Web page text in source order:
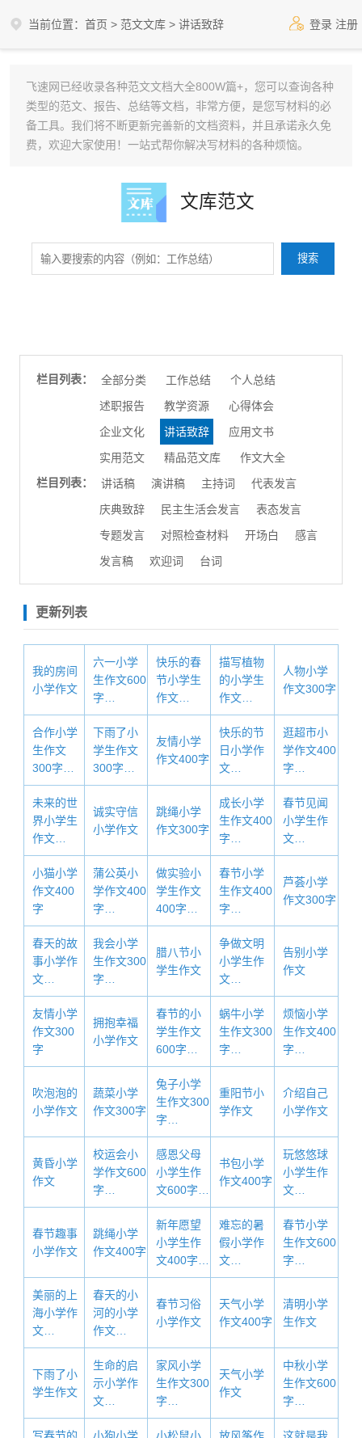
当前位置： 首页 > 范文文库 > 讲话致辞 登录 注册
飞速网已经收录各种范文文档大全800W篇+，您可以查询各种
类型的范文、报告、总结等文档，非常方便，是您写材料的必
备工具。我们将不断更新完善新的文档资料，并且承诺永久免
费，欢迎大家使用！一站式帮你解决写材料的各种烦恼。
文库范文
栏目列表： 全部分类 工作总结
个人总结
述职报告
教学资源
心得体会
企业文化
讲话致辞
应用文书
实用范文
精品范文库
作文大全
栏目列表：
讲话稿 演讲稿 主持词
代表发言
庆典致辞
民主生活会发言
表态发言
专题发言
对照检查材料 开场白
感言
发言稿
欢迎词 台词
更新列表
我的房间
小学作文
六一小学
生作文600
字…
快乐的春
节小学生
作文…
描写植物
的小学生
作文…
人物小学
作文300字
合作小学
生作文
300字…
下雨了小
学生作文
300字…
友情小学
作文400字
快乐的节
日小学作
文…
逛超市小
学作文400
字…
未来的世
界小学生
作文…
诚实守信
小学作文
跳绳小学
作文300字
成长小学
生作文400
字…
春节见闻
小学生作
文…
小猫小学
作文400
字
蒲公英小
学作文400
字…
做实验小
学生作文
400字…
春节小学
生作文400
字…
芦荟小学
作文300字
春天的故
事小学作
文…
我会小学
生作文300
字…
腊八节小
学生作文
争做文明
小学生作
文…
告别小学
作文
友情小学
作文300
字
拥抱幸福
小学作文
春节的小
学生作文
600字…
蜗牛小学
生作文300
字…
烦恼小学
生作文400
字…
吹泡泡的
小学作文
蔬菜小学
作文300字
兔子小学
生作文300
字…
重阳节小
学作文
介绍自己
小学作文
黄昏小学
作文
校运会小
学作文600
字…
感恩父母
小学生作
文600字…
书包小学
作文400字
玩悠悠球
小学生作
文…
春节趣事
小学作文
跳绳小学
作文400字
新年愿望
小学生作
文400字…
难忘的暑
假小学作
文…
春节小学
生作文600
字…
美丽的上
海小学作
文…
春天的小
河的小学
作文…
春节习俗
小学作文
天气小学
作文400字
清明小学
生作文
下雨了小
学生作文
生命的启
示小学作
文…
家风小学
生作文300
字…
天气小学
作文
中秋小学
生作文600
字…